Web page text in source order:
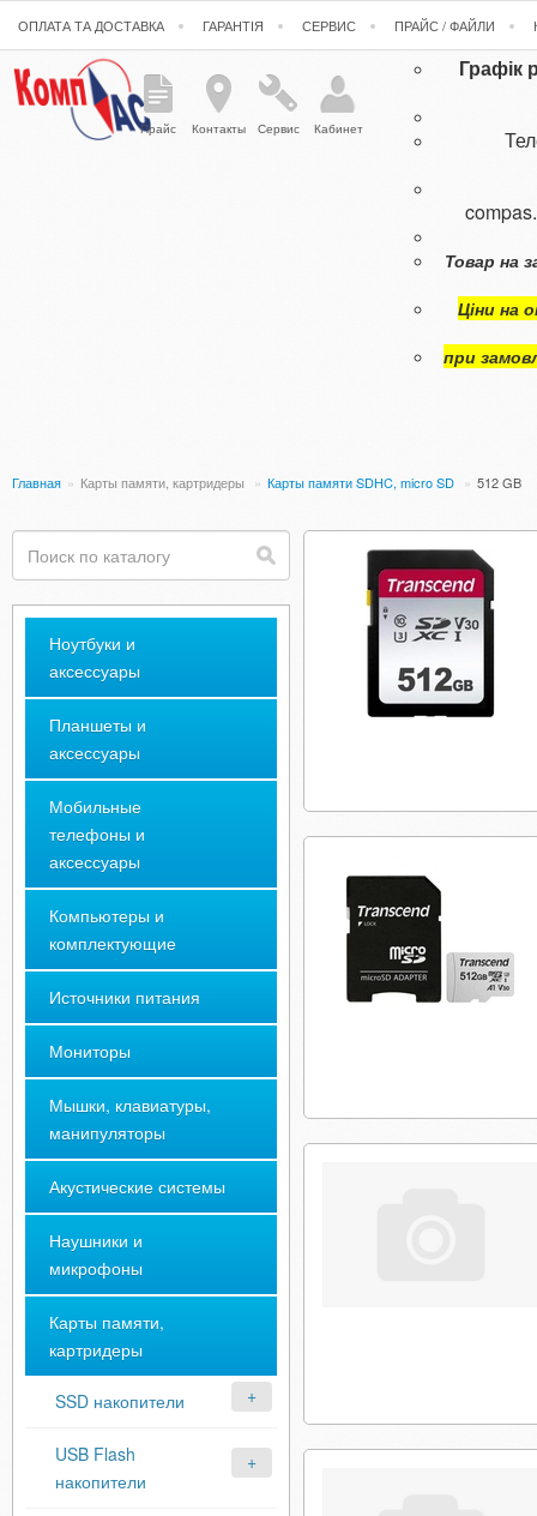
ОПЛАТА ТА ДОСТАВКА ГАРАНТІЯ СЕРВИС ПРАЙС / ФАЙЛИ
Прайс Контакты Сервис Кабинет
Графік
Товар на
Ціни на
при
Главная » Карты памяти, картридеры » Карты памяти SDHC, micro SD » 512 GB
Ноутбуки и
аксессуары
Планшеты и
аксессуары
Мобильные
телефоны и
аксессуары
Компьютеры и
комплектующие
Источники питания
Мониторы
Мышки, клавиатуры,
манипуляторы
Акустические системы
Наушники и
микрофоны
Карты памяти,
картридеры
SSD накопители
USB Flash
накопители